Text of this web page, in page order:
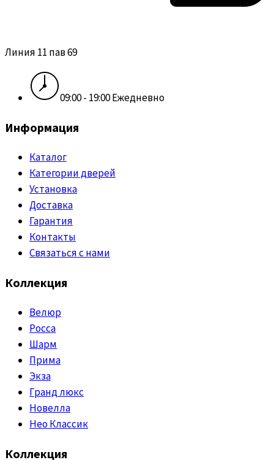
Линия 11 пав 69
09:00 - 19:00 Ежедневно
Информация
Каталог
Категории дверей
Установка
Доставка
Гарантия
Контакты
Связаться с нами
Коллекция
Велюр
Росса
Шарм
Прима
Экза
Гранд люкс
Новелла
Нео Классик
Коллекция